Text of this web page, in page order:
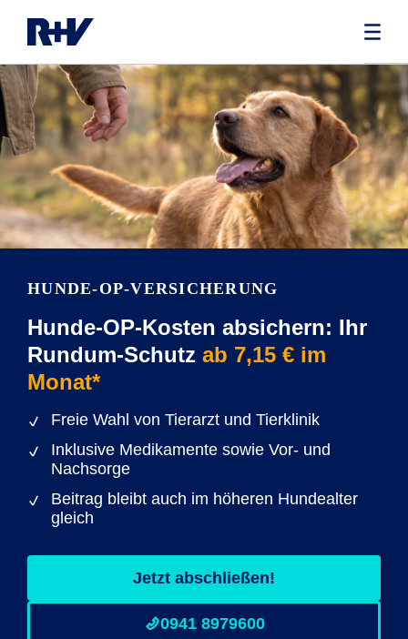
HUNDE-OP-VERSICHERUNG
Hunde-OP-Kosten absichern: Ihr
Rundum-Schutz ab 7,15 € im
Monat*
Freie Wahl von Tierarzt und Tierklinik
Inklusive Medikamente sowie Vor- und
Nachsorge
Beitrag bleibt auch im höheren Hundealter
gleich
Jetzt abschließen!
0941 8979600